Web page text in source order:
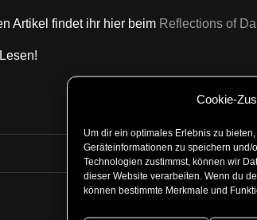
Cookie-
Um dir ein optimales Erlebnis zu
Geräteinformationen zu speichern
Technologien zustimmst, können wir
dieser Website verarbeiten. Wenn du
können bestimmte Merkmale und
Artikel findet ihr hier beim Reflections of
5. NOVEMBER 2018
/ VON